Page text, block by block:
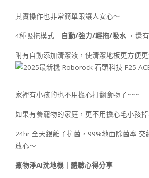
其實操作也非常簡單跟讓人安心～
4種吸拖模式－ 自動/強力/輕拖/吸水 ，還有
附有自動添加清潔液，使清潔地板更方便
家裡有小孩的也不用擔心打翻食物了~~~
如果有養寵物的家庭，更不用擔心毛小孩掉
24hr 全天銀離子抗菌，99%地面除菌率 交
放心～
鯊物淨AI洗地機｜體驗心得分享